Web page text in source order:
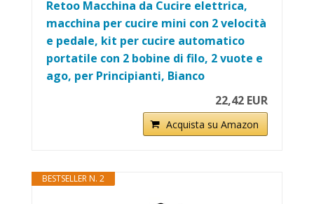
Retoo Macchina da Cucire elettrica,
macchina per cucire mini con 2 velocità
e pedale, kit per cucire automatico
portatile con 2 bobine di filo, 2 vuote e
ago, per Principianti, Bianco
22,42 EUR
Acquista su Amazon
BESTSELLER N. 2